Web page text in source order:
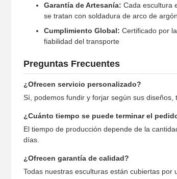
Garantía de Artesanía: Cada escultura
se tratan con soldadura de arco de
Cumplimiento Global: Certificado por
fiabilidad del transporte
Preguntas Frecuentes
¿Ofrecen servicio personalizado?
Sí, podemos fundir y forjar según sus
¿Cuánto tiempo se puede terminar el
El tiempo de producción depende de la
días.
¿Ofrecen garantía de calidad?
Todas nuestras esculturas están cubiertas por